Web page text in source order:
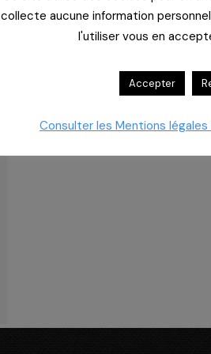
collecte aucune information
l'utiliser vous en
Accepter
Consulter les Mentions